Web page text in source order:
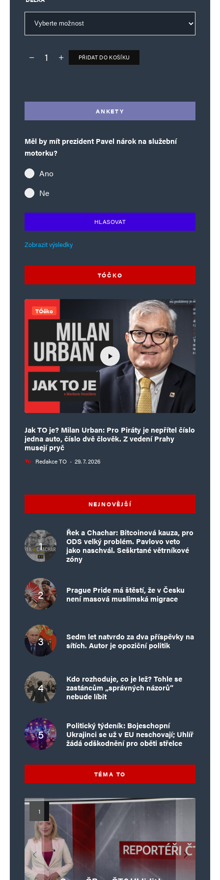
Deník TO – verze bez reklam množství
PŘIDAT DO KOŠÍKU
ANKETY
Měl by mít prezident Pavel nárok na služební
motorku?
Ano
Ne
HLASOVAT
Zobrazit výsledky
TÓČKO
TÓčko
Jak TO je? Milan Urban: Pro Piráty je nepřítel číslo
jedna auto, číslo dvě člověk. Z vedení Prahy
musejí pryč
Redakce TO · 29. 7. 2026
NEJNOVĚJŠÍ
Řek a Chachar: Bitcoinová kauza, pro
ODS velký problém. Pavlovo veto
jako naschvál. Seškrtané větrníkové
zóny
Prague Pride má štěstí, že v Česku
není masová muslimská migrace
Sedm let natvrdo za dva příspěvky na
sítích. Autor je opoziční politik
Kdo rozhoduje, co je lež? Tohle se
zastáncům „správných názorů“
nebude líbit
Politický týdeník: Bojeschopní
Ukrajinci se už v EU neschovají; Uhlíř
žádá odškodnění pro oběti střelce
TÉMA TO
Islamistický teror v EU, 6. díl:
Brutální poprava 85letého
katolického kněze Jacquese
Islamistický teror v EU, 5. díl:
Krvavé oslavy pádu Bastily
Mýty o Václavu Klausovi:
Pivo, jazz, hádky, loajalita
i humor. Jakl boří legendy
Vymíráme a politici lžou:
porodnost nezachrání
dotace, byty ani zkrácené
Pim Fortuyn: Muž, který se